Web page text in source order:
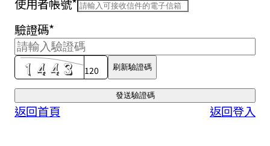
使用者帳號*
驗證碼*
120 刷新驗證碼
發送驗證碼
返回首頁 返回登入